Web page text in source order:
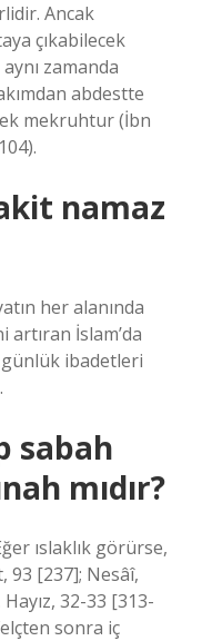
Ancak
çıkabilecek
zamanda
abdestte
mekruhtur (İbn
namaz
her alanında
İslam’da
günlük ibadetleri
sabah
mıdır?
ıslaklık görürse,
93 [237]; Nesâî,
32-33 [313-
sonra iç